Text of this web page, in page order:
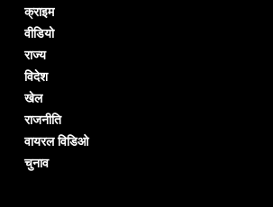
क्राइम
वीडियो
राज्य
विदेश
खेल
राजनीति
वायरल विडिओ
चुनाव